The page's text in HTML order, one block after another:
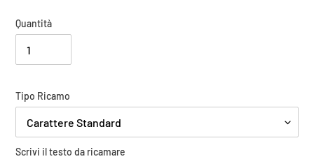
Quantità
Tipo Ricamo
Scrivi il testo da ricamare
Carica
il
tuo
logo